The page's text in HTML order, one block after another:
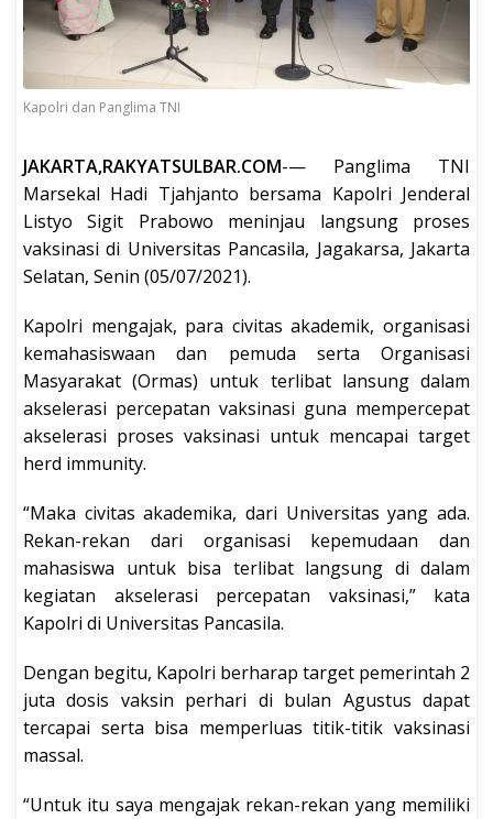
Kapolri dan Panglima TNI
JAKARTA,RAKYATSULBAR.COM-— Panglima TNI
Marsekal Hadi Tjahjanto bersama Kapolri Jenderal
Listyo Sigit Prabowo meninjau langsung proses
vaksinasi di Universitas Pancasila, Jagakarsa, Jakarta
Selatan, Senin (05/07/2021).
Kapolri mengajak, para civitas akademik, organisasi
kemahasiswaan dan pemuda serta Organisasi
Masyarakat (Ormas) untuk terlibat lansung dalam
akselerasi percepatan vaksinasi guna mempercepat
akselerasi proses vaksinasi untuk mencapai target
herd immunity.
“Maka civitas akademika, dari Universitas yang ada.
Rekan-rekan dari organisasi kepemudaan dan
mahasiswa untuk bisa terlibat langsung di dalam
kegiatan akselerasi percepatan vaksinasi,” kata
Kapolri di Universitas Pancasila.
Dengan begitu, Kapolri berharap target pemerintah 2
juta dosis vaksin perhari di bulan Agustus dapat
tercapai serta bisa memperluas titik-titik vaksinasi
massal.
“Untuk itu saya mengajak rekan-rekan yang memiliki